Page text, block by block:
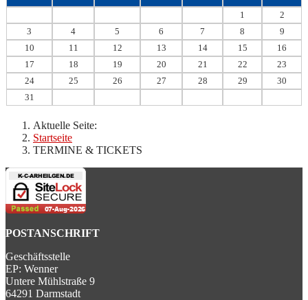
1
2
3
4 5 6 7 8
9
10
11 12 13 14 15
16
17
18 19 20 21 22
23
24
25 26 27 28 29
30
31
Aktuelle Seite:
Startseite
TERMINE & TICKETS
POSTANSCHRIFT
Geschäftsstelle
EP: Wenner
Untere Mühlstraße 9
64291 Darmstadt